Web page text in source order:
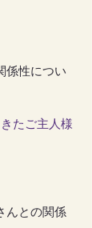
性につい
たご主人様
んとの関係